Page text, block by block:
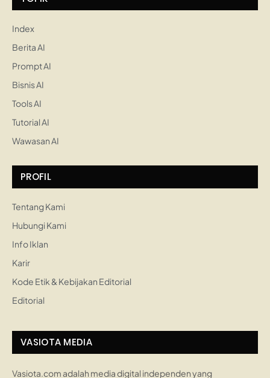
Index
Berita AI
Prompt AI
Bisnis AI
Tools AI
Tutorial AI
Wawasan AI
PROFIL
Tentang Kami
Hubungi Kami
Info Iklan
Karir
Kode Etik & Kebijakan Editorial
Editorial
VASIOTA MEDIA
Vasiota.com adalah media digital independen yang